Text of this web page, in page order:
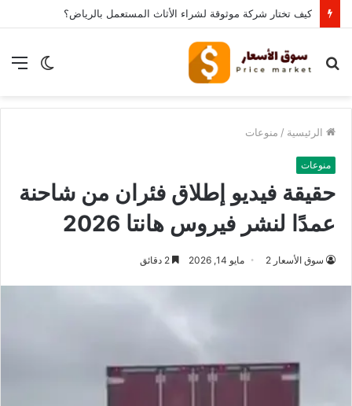
كيف تختار شركة موثوقة لشراء الأثاث المستعمل بالرياض؟
الوضع
بحث
الرئيسية / منوعات
منوعات
حقيقة فيديو إطلاق فئران من شاحنة
عمدًا لنشر فيروس هانتا 2026
سوق الأسعار 2 مايو 14, 2026